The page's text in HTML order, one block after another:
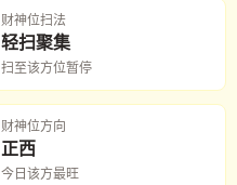
财神位扫法
轻扫聚集
扫至该方位暂停
财神位方向
正西
今日该方最旺